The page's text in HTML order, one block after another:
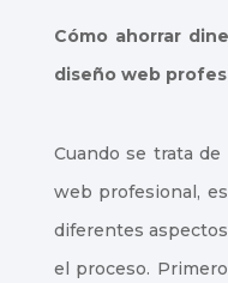
Cómo ahorrar
diseño web
Cuando se trata
web profesional,
diferentes
el proceso.